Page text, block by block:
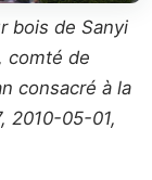
bois de Sanyi
comté de
consacré à la
2010-05-01,